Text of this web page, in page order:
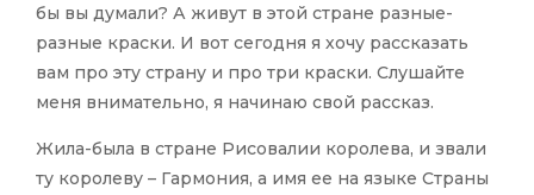
бы вы думали? А живут в этой стране разные-
разные краски. И вот сегодня я хочу рассказать
вам про эту страну и про три краски. Слушайте
меня внимательно, я начинаю свой рассказ.
Жила-была в стране Рисовалии королева, и звали
ту королеву – Гармония, а имя ее на языке Страны